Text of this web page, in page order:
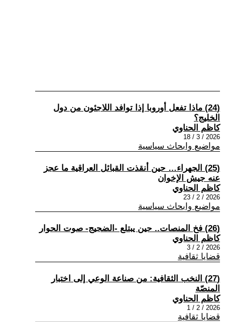
(24) ماذا تفعل أوروبا إذا توافد اللاجئون من دول
الخليج؟
كاظم الحناوي
2026 / 3 / 18
مواضيع وابحاث سياسية
(25) الجهراء… حين أنقذت القبائل العراقية ما عجز
عنه جيش الإخوان
كاظم الحناوي
2026 / 2 / 23
مواضيع وابحاث سياسية
(26) فخ المنصات.. حين يبتلع -الضجيج- صوت الحوار
كاظم الحناوي
2026 / 2 / 3
قضايا ثقافية
(27) النخب الثقافية: من صناعة الوعي إلى اختبار
المنصّة
كاظم الحناوي
2026 / 2 / 1
قضايا ثقافية